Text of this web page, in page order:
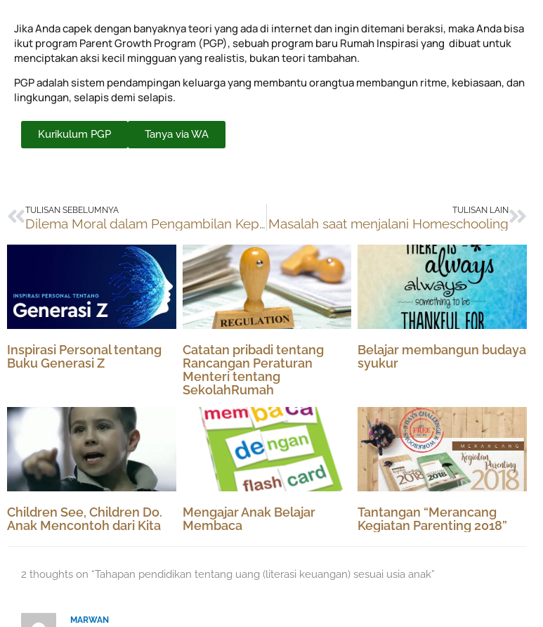
Jika Anda capek dengan banyaknya teori yang ada di internet dan ingin ditemani beraksi, maka Anda bisa
ikut program Parent Growth Program (PGP), sebuah program baru Rumah Inspirasi yang dibuat untuk
menciptakan aksi kecil mingguan yang realistis, bukan teori tambahan.
PGP adalah sistem pendampingan keluarga yang membantu orangtua membangun ritme, kebiasaan, dan
lingkungan, selapis demi selapis.
Kurikulum PGP Tanya via WA
Prev
TULISAN SEBELUMNYA
Dilema Moral dalam Pengambilan Keputusan
TULISAN LAIN
Masalah saat menjalani Homeschooling
Next
Inspirasi Personal tentang
Buku Generasi Z
Catatan pribadi tentang
Rancangan Peraturan
Menteri tentang
SekolahRumah
Belajar membangun budaya
syukur
Children See, Children Do.
Anak Mencontoh dari Kita
Mengajar Anak Belajar
Membaca
Tantangan “Merancang
Kegiatan Parenting 2018”
2 thoughts on “Tahapan pendidikan tentang uang (literasi keuangan) sesuai usia anak”
MARWAN